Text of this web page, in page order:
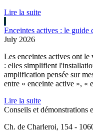
Lire la suite
Enceintes actives : le
July 2026
Les enceintes actives ont le
: elles simplifient
amplification pensée sur
entre « enceinte active », «
Lire la suite
Conseils et démonstrations
Ch. de Charleroi, 154 -